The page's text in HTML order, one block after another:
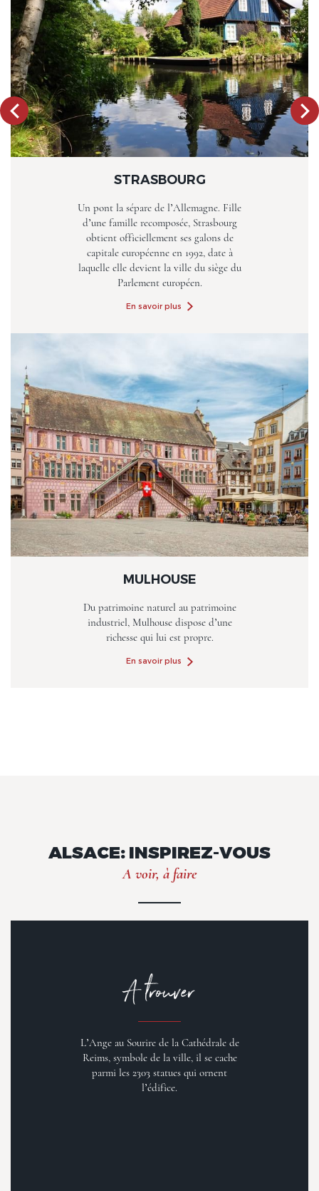
STRASBOURG
Un pont la sépare de l’Allemagne. Fille
d’une famille recomposée, Strasbourg
obtient officiellement ses galons de
capitale européenne en 1992, date à
laquelle elle devient la ville du siège du
Parlement européen.
En savoir plus
MULHOUSE
Du patrimoine naturel au patrimoine
industriel, Mulhouse dispose d’une
richesse qui lui est propre.
En savoir plus
ALSACE: INSPIREZ-VOUS
A voir, à faire
A trouver
L’Ange au Sourire de la Cathédrale de
Reims, symbole de la ville, il se cache
parmi les 2303 statues qui ornent
l’édifice.